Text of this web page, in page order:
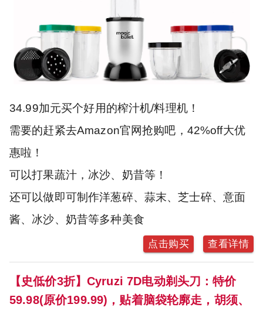
34.99加元买个好用的榨汁机/料理机！
需要的赶紧去Amazon官网抢购吧，42%off大优
惠啦！
可以打果蔬汁，冰沙、奶昔等！
还可以做即可制作洋葱碎、蒜末、芝士碎、意面
酱、冰沙、奶昔等多种美食
点击购买 查看详情
【史低价3折】Cyruzi 7D电动剃头刀：特价
59.98(原价199.99)，贴着脑袋轮廓走，胡须、